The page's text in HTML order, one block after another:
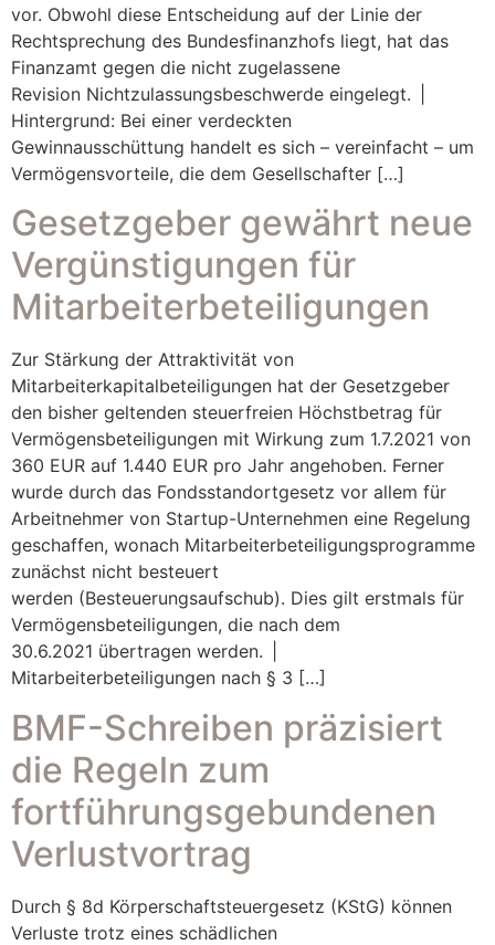
vor. Obwohl diese Entscheidung auf der Linie der
Rechtsprechung des Bundesfinanzhofs liegt, hat das
Finanzamt gegen die nicht zugelassene
Revision Nichtzulassungsbeschwerde eingelegt. |
Hintergrund: Bei einer verdeckten
Gewinnausschüttung handelt es sich – vereinfacht – um
Vermögensvorteile, die dem Gesellschafter […]
Gesetzgeber gewährt neue
Vergünstigungen für
Mitarbeiterbeteiligungen
Zur Stärkung der Attraktivität von
Mitarbeiterkapitalbeteiligungen hat der Gesetzgeber
den bisher geltenden steuerfreien Höchstbetrag für
Vermögensbeteiligungen mit Wirkung zum 1.7.2021 von
360 EUR auf 1.440 EUR pro Jahr angehoben. Ferner
wurde durch das Fondsstandortgesetz vor allem für
Arbeitnehmer von Startup-Unternehmen eine Regelung
geschaffen, wonach Mitarbeiterbeteiligungsprogramme
zunächst nicht besteuert
werden (Besteuerungsaufschub). Dies gilt erstmals für
Vermögensbeteiligungen, die nach dem
30.6.2021 übertragen werden. |
Mitarbeiterbeteiligungen nach § 3 […]
BMF-Schreiben präzisiert
die Regeln zum
fortführungsgebundenen
Verlustvortrag
Durch § 8d Körperschaftsteuergesetz (KStG) können
Verluste trotz eines schädlichen